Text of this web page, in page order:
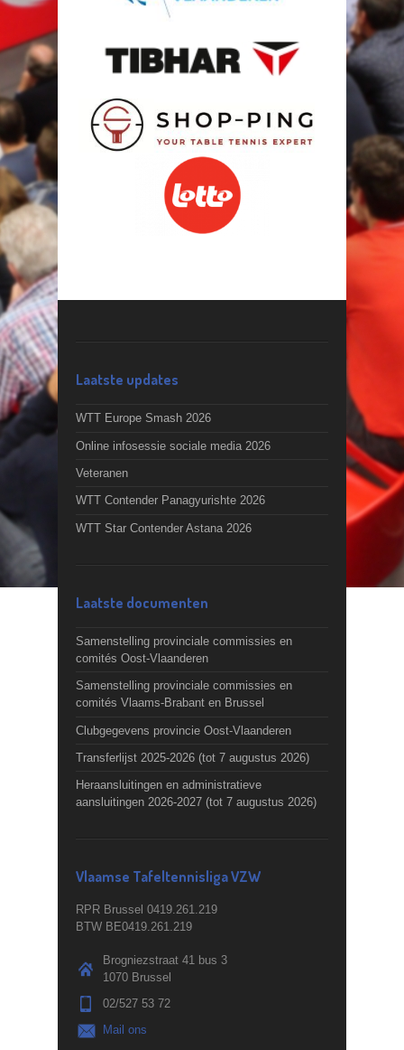
Laatste updates
WTT Europe Smash 2026
Online infosessie sociale media 2026
Veteranen
WTT Contender Panagyurishte 2026
WTT Star Contender Astana 2026
Laatste documenten
Samenstelling provinciale commissies en
comités Oost-Vlaanderen
Samenstelling provinciale commissies en
comités Vlaams-Brabant en Brussel
Clubgegevens provincie Oost-Vlaanderen
Transferlijst 2025-2026 (tot 7 augustus 2026)
Heraansluitingen en administratieve
aansluitingen 2026-2027 (tot 7 augustus 2026)
Vlaamse Tafeltennisliga VZW
RPR Brussel 0419.261.219
BTW BE0419.261.219
Brogniezstraat 41 bus 3
1070 Brussel
02/527 53 72
Mail ons